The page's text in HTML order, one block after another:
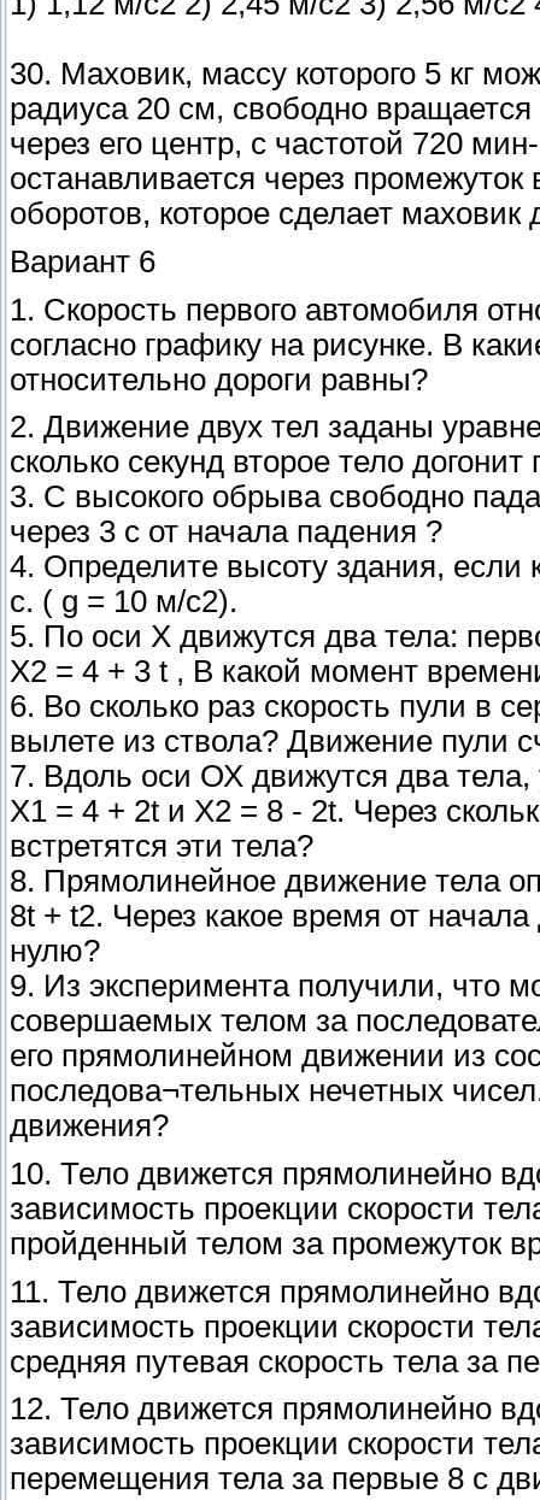
30. Маховик, массу которого 5 кг
радиуса 20 см, свободно
через его центр, с частотой 720
останавливается через
оборотов, которое сделает маховик
Вариант 6
1. Скорость первого автомобиля
согласно графику на рисунке. В
относительно дороги равны?
2. Движение двух тел заданы
сколько секунд второе тело догонит
3. С высокого обрыва свободно
через 3 с от начала падения ?
4. Определите высоту здания,
с. ( g = 10 м/с2).
5. По оси Х движутся два тела:
Х2 = 4 + 3 t , В какой момент
6. Во сколько раз скорость пули в
вылете из ствола? Движение пули
7. Вдоль оси ОХ движутся два
Х1 = 4 + 2t и Х2 = 8 - 2t. Через
встретятся эти тела?
8. Прямолинейное движение тела
8t + t2. Через какое время от
нулю?
9. Из эксперимента получили, что
совершаемых телом за
его прямолинейном движении из
последова¬тельных нечетных
движения?
10. Тело движется прямолинейно
зависимость проекции скорости
пройденный телом за промежуток
11. Тело движется прямолинейно
зависимость проекции скорости
средняя путевая скорость тела за
12. Тело движется прямолинейно
зависимость проекции скорости
перемещения тела за первые 8 с